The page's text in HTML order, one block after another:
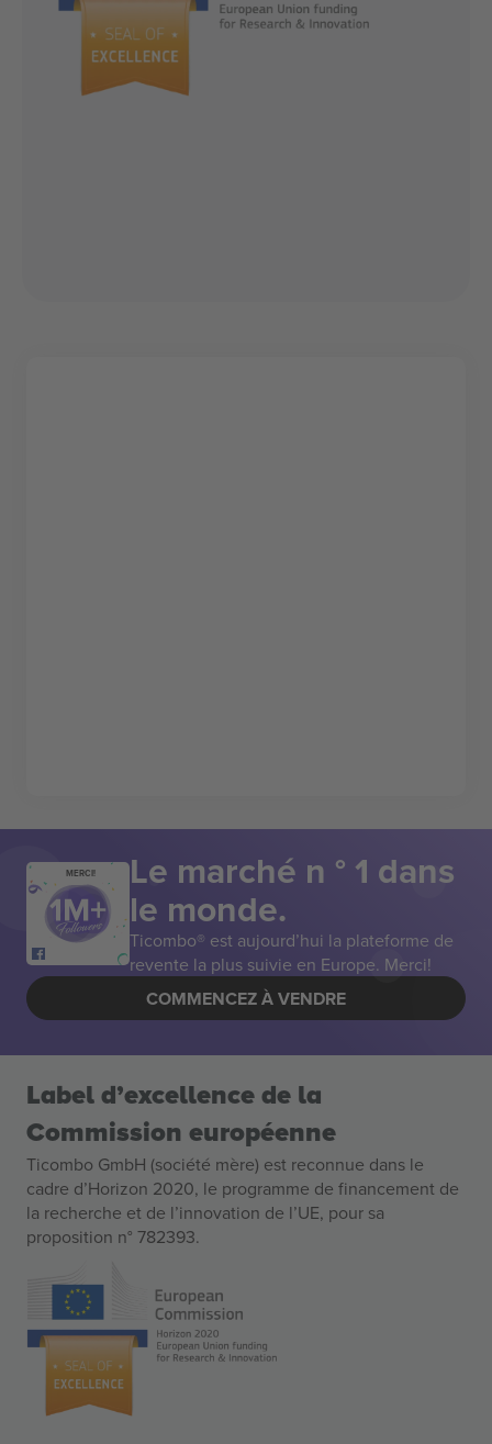
MERCI! Le marché n ° 1 dans
le monde.
Ticombo® est aujourd’hui la plateforme de
revente la plus suivie en Europe. Merci!
COMMENCEZ À VENDRE
Label d’excellence de la
Commission européenne
Ticombo GmbH (société mère) est reconnue dans le
cadre d’Horizon 2020, le programme de financement de
la recherche et de l’innovation de l’UE, pour sa
proposition n° 782393.